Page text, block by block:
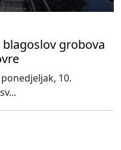
grobova
10.